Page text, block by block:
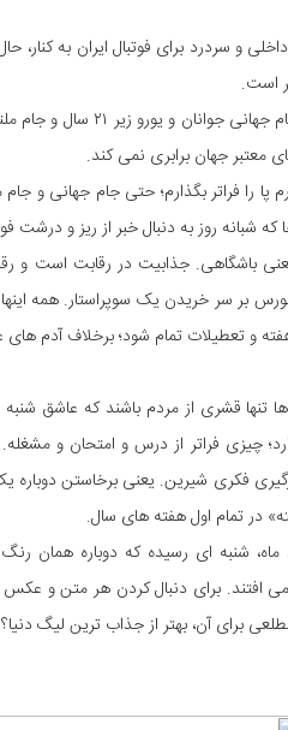
و سردرد برای فوتبال ایران به
است.
هر چقدر هم که جام
معتبر جهان برابری نمی کند.
را فراتر بگذارم؛ حتی جام جهانی و
که شبانه روز به دنبال خبر از ریز و درشت
یعنی باشگاهی. جذابیت در رقابت است
بر سر خریدن یک سوپراستار. همه
و تعطیلات تمام شود؛ برخلاف آدم های
تنها قشری از مردم باشند که عاشق
چیزی فراتر از درس و امتحان و
فکری شیرین. یعنی برخاستن دوباره
در تمام اول هفته های سال.
ماه، شنبه ای رسیده که دوباره همان
افتند. برای دنبال کردن هر متن و
برای آن، بهتر از جذاب ترین لیگ دنیا؟